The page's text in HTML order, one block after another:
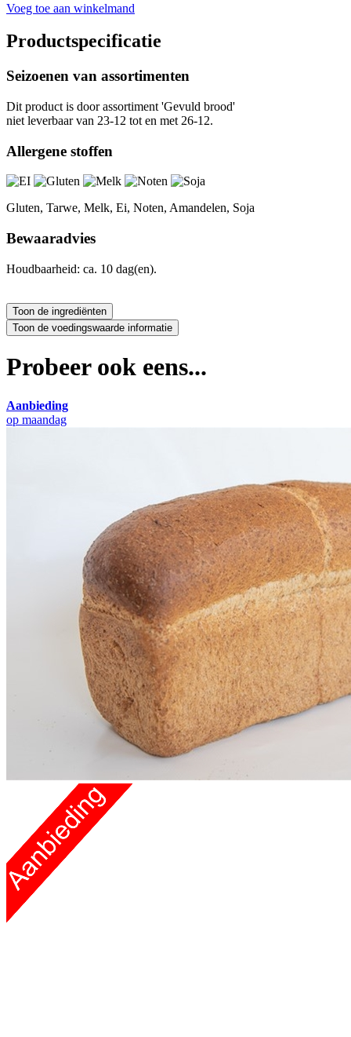
Voeg toe aan winkelmand
Productspecificatie
Seizoenen van assortimenten
Dit product is door assortiment 'Gevuld brood'
niet leverbaar van 23-12 tot en met 26-12.
Allergene stoffen
Gluten, Tarwe, Melk, Ei, Noten, Amandelen, Soja
Bewaaradvies
Houdbaarheid: ca. 10 dag(en).
Probeer ook eens...
Aanbieding
op maandag